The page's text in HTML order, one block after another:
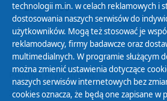
29 30 01 02
Polityka Prywatności
Zasady korzystania z Serwisu
technologii m.in. w celach reklamowych i
dostosowania naszych serwisów do
użytkowników. Mogą też stosować je
reklamodawcy, firmy badawcze oraz
multimedialnych. W programie służącym
można zmienić ustawienia dotyczące
naszych serwisów internetowych bez
cookies oznacza, że będą one zapisane w